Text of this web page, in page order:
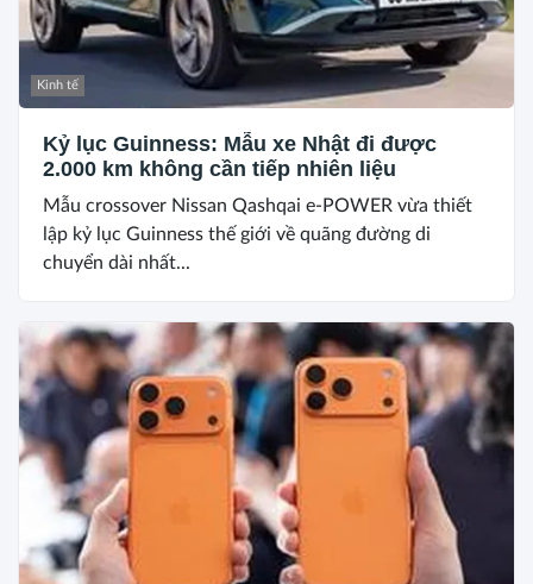
Kinh tế
Kỷ lục Guinness: Mẫu xe Nhật đi được
2.000 km không cần tiếp nhiên liệu
Mẫu crossover Nissan Qashqai e-POWER vừa thiết
lập kỷ lục Guinness thế giới về quãng đường di
chuyển dài nhất...